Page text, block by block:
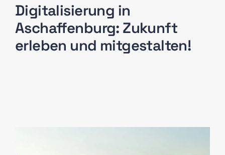
Digitalisierung in
Aschaffenburg: Zukunft
erleben und mitgestalten!